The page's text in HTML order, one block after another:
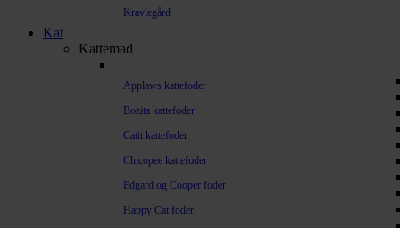
Kravlegård
Kat
Kattemad
Applaws kattefoder
Bozita kattefoder
Catit kattefoder
Chicopee kattefoder
Edgard og Cooper foder
Happy Cat foder